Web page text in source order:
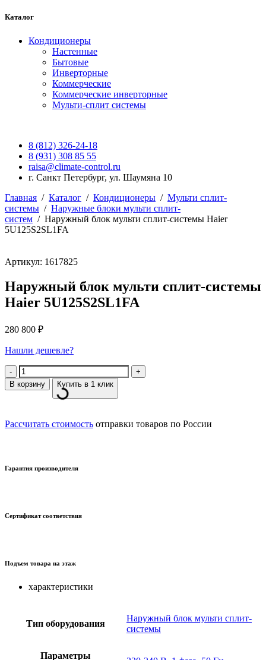
Каталог
Кондиционеры
Настенные
Бытовые
Инверторные
Коммерческие
Коммерческие инверторные
Мульти-сплит системы
8 (812) 326-24-18
8 (931) 308 85 55
raisa@climate-control.ru
г. Санкт Петербург, ул. Шаумяна 10
Главная / Каталог / Кондиционеры / Мульти сплит-
системы / Наружные блоки мульти сплит-
систем / Наружный блок мульти сплит-системы Haier
5U125S2SL1FA
Артикул: 1617825
Наружный блок мульти сплит-системы
Haier 5U125S2SL1FA
280 800 ₽
Нашли дешевле?
Количество
В корзину Купить в 1 клик
Рассчитать стоимость отправки товаров по России
Гарантия производителя
Сертификат соответствия
Подъем товара на этаж
характеристики
Тип оборудования
Наружный блок мульти сплит-
системы
Параметры